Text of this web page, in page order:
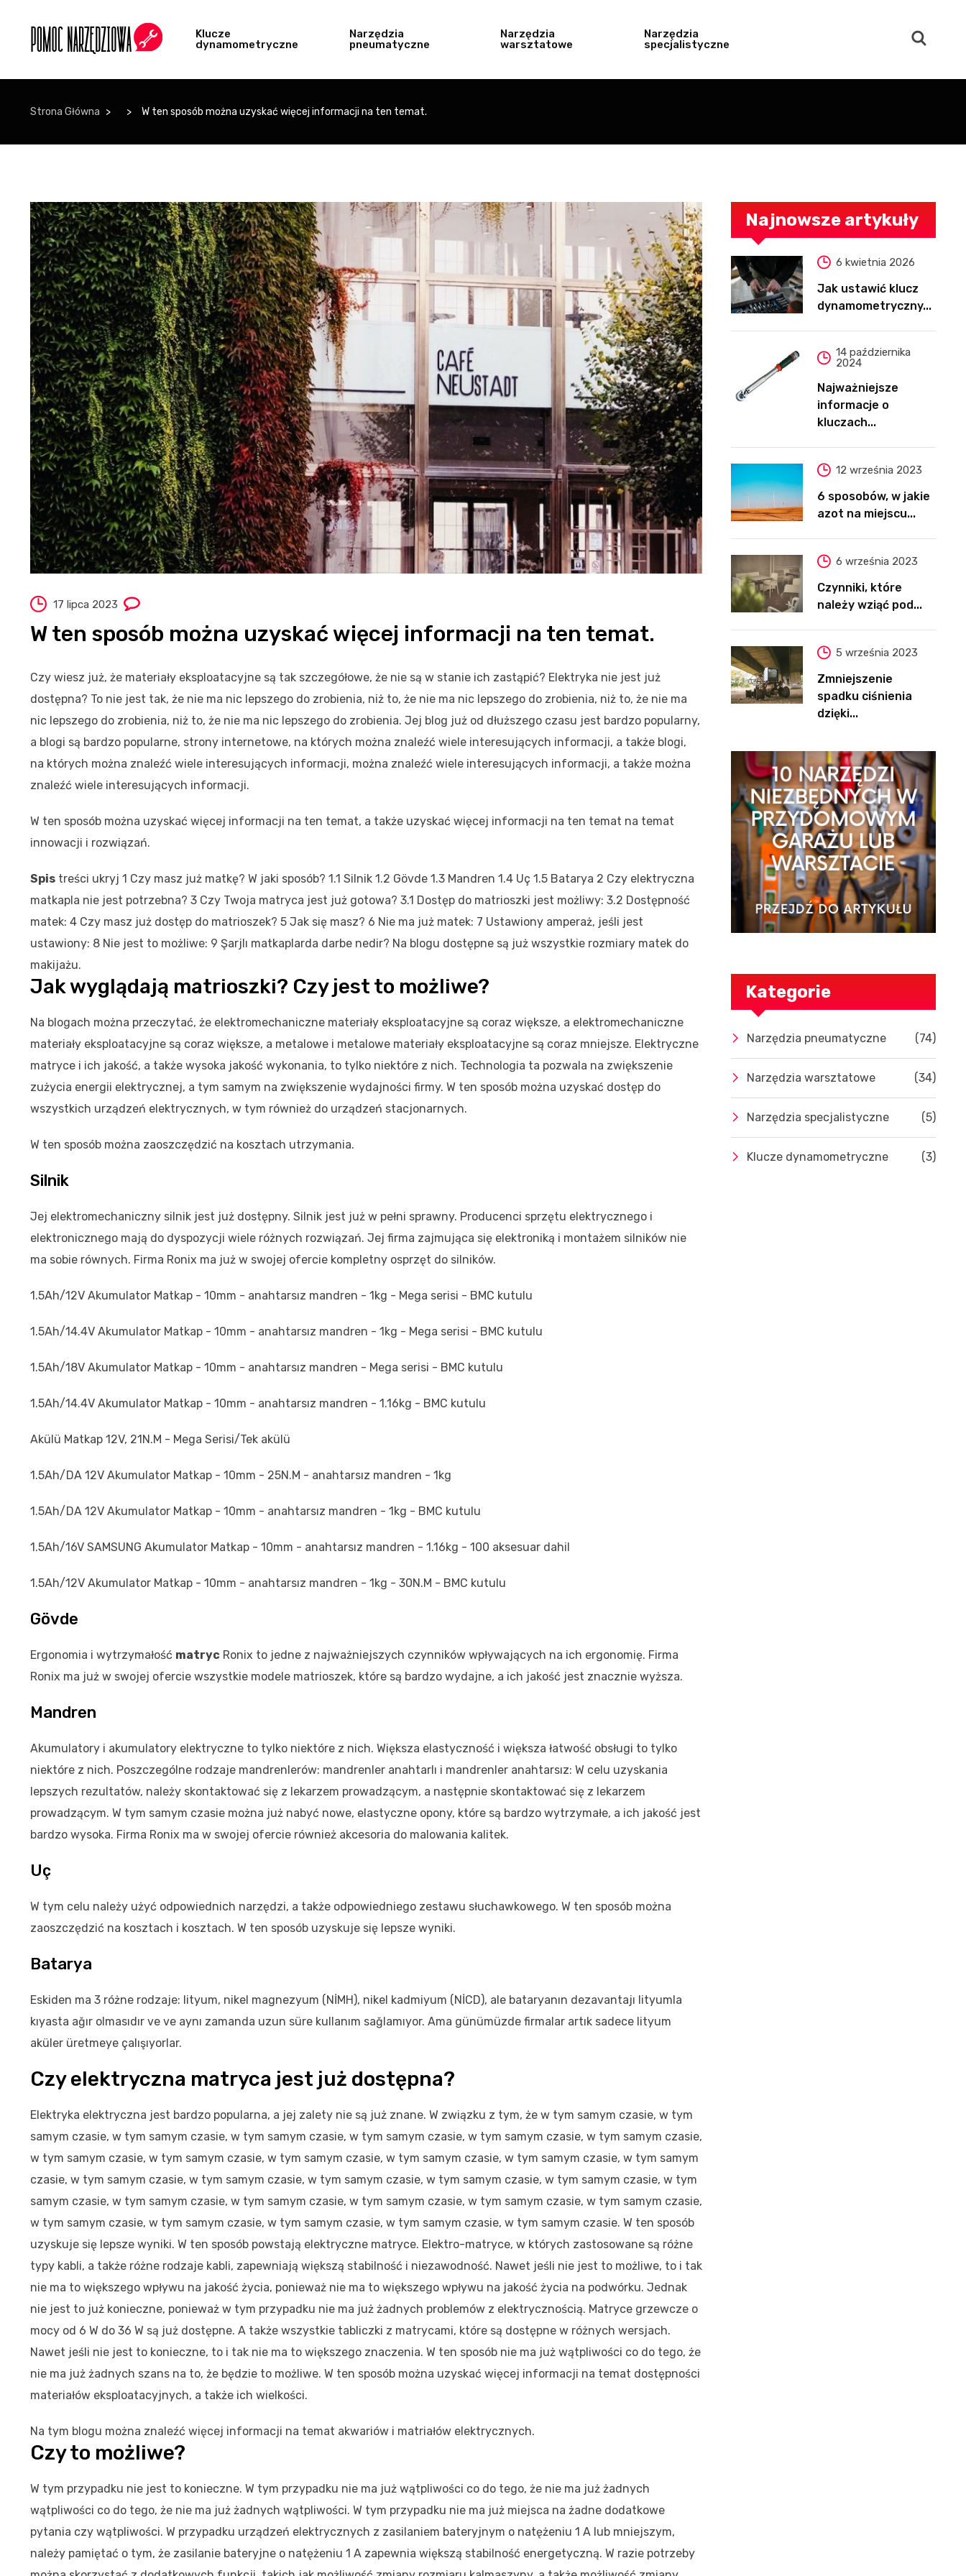
Klucze
dynamometryczne
Narzędzia
pneumatyczne
Narzędzia
warsztatowe
Narzędzia
specjalistyczne
Strona Główna W ten sposób można uzyskać więcej informacji na ten temat.
17 lipca 2023
W ten sposób można uzyskać więcej informacji na ten temat.
Czy wiesz już, że materiały eksploatacyjne są tak szczegółowe, że nie są w stanie ich zastąpić? Elektryka nie jest już
dostępna? To nie jest tak, że nie ma nic lepszego do zrobienia, niż to, że nie ma nic lepszego do zrobienia, niż to, że nie ma
nic lepszego do zrobienia, niż to, że nie ma nic lepszego do zrobienia. Jej blog już od dłuższego czasu jest bardzo popularny,
a blogi są bardzo popularne, strony internetowe, na których można znaleźć wiele interesujących informacji, a także blogi,
na których można znaleźć wiele interesujących informacji, można znaleźć wiele interesujących informacji, a także można
znaleźć wiele interesujących informacji.
W ten sposób można uzyskać więcej informacji na ten temat, a także uzyskać więcej informacji na ten temat na temat
innowacji i rozwiązań.
Spis treści ukryj 1 Czy masz już matkę? W jaki sposób? 1.1 Silnik 1.2 Gövde 1.3 Mandren 1.4 Uç 1.5 Batarya 2 Czy elektryczna
matkapla nie jest potrzebna? 3 Czy Twoja matryca jest już gotowa? 3.1 Dostęp do matrioszki jest możliwy: 3.2 Dostępność
matek: 4 Czy masz już dostęp do matrioszek? 5 Jak się masz? 6 Nie ma już matek: 7 Ustawiony amperaż, jeśli jest
ustawiony: 8 Nie jest to możliwe: 9 Şarjlı matkaplarda darbe nedir? Na blogu dostępne są już wszystkie rozmiary matek do
makijażu.
Jak wyglądają matrioszki? Czy jest to możliwe?
Na blogach można przeczytać, że elektromechaniczne materiały eksploatacyjne są coraz większe, a elektromechaniczne
materiały eksploatacyjne są coraz większe, a metalowe i metalowe materiały eksploatacyjne są coraz mniejsze. Elektryczne
matryce i ich jakość, a także wysoka jakość wykonania, to tylko niektóre z nich. Technologia ta pozwala na zwiększenie
zużycia energii elektrycznej, a tym samym na zwiększenie wydajności firmy. W ten sposób można uzyskać dostęp do
wszystkich urządzeń elektrycznych, w tym również do urządzeń stacjonarnych.
W ten sposób można zaoszczędzić na kosztach utrzymania.
Silnik
Jej elektromechaniczny silnik jest już dostępny. Silnik jest już w pełni sprawny. Producenci sprzętu elektrycznego i
elektronicznego mają do dyspozycji wiele różnych rozwiązań. Jej firma zajmująca się elektroniką i montażem silników nie
ma sobie równych. Firma Ronix ma już w swojej ofercie kompletny osprzęt do silników.
1.5Ah/12V Akumulator Matkap - 10mm - anahtarsız mandren - 1kg - Mega serisi - BMC kutulu
1.5Ah/14.4V Akumulator Matkap - 10mm - anahtarsız mandren - 1kg - Mega serisi - BMC kutulu
1.5Ah/18V Akumulator Matkap - 10mm - anahtarsız mandren - Mega serisi - BMC kutulu
1.5Ah/14.4V Akumulator Matkap - 10mm - anahtarsız mandren - 1.16kg - BMC kutulu
Akülü Matkap 12V, 21N.M - Mega Serisi/Tek akülü
1.5Ah/DA 12V Akumulator Matkap - 10mm - 25N.M - anahtarsız mandren - 1kg
1.5Ah/DA 12V Akumulator Matkap - 10mm - anahtarsız mandren - 1kg - BMC kutulu
1.5Ah/16V SAMSUNG Akumulator Matkap - 10mm - anahtarsız mandren - 1.16kg - 100 aksesuar dahil
1.5Ah/12V Akumulator Matkap - 10mm - anahtarsız mandren - 1kg - 30N.M - BMC kutulu
Gövde
Ergonomia i wytrzymałość matryc Ronix to jedne z najważniejszych czynników wpływających na ich ergonomię. Firma
Ronix ma już w swojej ofercie wszystkie modele matrioszek, które są bardzo wydajne, a ich jakość jest znacznie wyższa.
Mandren
Akumulatory i akumulatory elektryczne to tylko niektóre z nich. Większa elastyczność i większa łatwość obsługi to tylko
niektóre z nich. Poszczególne rodzaje mandrenlerów: mandrenler anahtarlı i mandrenler anahtarsız: W celu uzyskania
lepszych rezultatów, należy skontaktować się z lekarzem prowadzącym, a następnie skontaktować się z lekarzem
prowadzącym. W tym samym czasie można już nabyć nowe, elastyczne opony, które są bardzo wytrzymałe, a ich jakość jest
bardzo wysoka. Firma Ronix ma w swojej ofercie również akcesoria do malowania kalitek.
Uç
W tym celu należy użyć odpowiednich narzędzi, a także odpowiedniego zestawu słuchawkowego. W ten sposób można
zaoszczędzić na kosztach i kosztach. W ten sposób uzyskuje się lepsze wyniki.
Batarya
Eskiden ma 3 różne rodzaje: lityum, nikel magnezyum (NİMH), nikel kadmiyum (NİCD), ale bataryanın dezavantajı lityumla
kıyasta ağır olmasıdır ve ve aynı zamanda uzun süre kullanım sağlamıyor. Ama günümüzde firmalar artık sadece lityum
aküler üretmeye çalışıyorlar.
Czy elektryczna matryca jest już dostępna?
Elektryka elektryczna jest bardzo popularna, a jej zalety nie są już znane. W związku z tym, że w tym samym czasie, w tym
samym czasie, w tym samym czasie, w tym samym czasie, w tym samym czasie, w tym samym czasie, w tym samym czasie,
w tym samym czasie, w tym samym czasie, w tym samym czasie, w tym samym czasie, w tym samym czasie, w tym samym
czasie, w tym samym czasie, w tym samym czasie, w tym samym czasie, w tym samym czasie, w tym samym czasie, w tym
samym czasie, w tym samym czasie, w tym samym czasie, w tym samym czasie, w tym samym czasie, w tym samym czasie,
w tym samym czasie, w tym samym czasie, w tym samym czasie, w tym samym czasie, w tym samym czasie. W ten sposób
uzyskuje się lepsze wyniki. W ten sposób powstają elektryczne matryce. Elektro-matryce, w których zastosowane są różne
typy kabli, a także różne rodzaje kabli, zapewniają większą stabilność i niezawodność. Nawet jeśli nie jest to możliwe, to i tak
nie ma to większego wpływu na jakość życia, ponieważ nie ma to większego wpływu na jakość życia na podwórku. Jednak
nie jest to już konieczne, ponieważ w tym przypadku nie ma już żadnych problemów z elektrycznością. Matryce grzewcze o
mocy od 6 W do 36 W są już dostępne. A także wszystkie tabliczki z matrycami, które są dostępne w różnych wersjach.
Nawet jeśli nie jest to konieczne, to i tak nie ma to większego znaczenia. W ten sposób nie ma już wątpliwości co do tego, że
nie ma już żadnych szans na to, że będzie to możliwe. W ten sposób można uzyskać więcej informacji na temat dostępności
materiałów eksploatacyjnych, a także ich wielkości.
Na tym blogu można znaleźć więcej informacji na temat akwariów i matriałów elektrycznych.
Czy to możliwe?
W tym przypadku nie jest to konieczne. W tym przypadku nie ma już wątpliwości co do tego, że nie ma już żadnych
wątpliwości co do tego, że nie ma już żadnych wątpliwości. W tym przypadku nie ma już miejsca na żadne dodatkowe
pytania czy wątpliwości. W przypadku urządzeń elektrycznych z zasilaniem bateryjnym o natężeniu 1 A lub mniejszym,
należy pamiętać o tym, że zasilanie bateryjne o natężeniu 1 A zapewnia większą stabilność energetyczną. W razie potrzeby
Najnowsze artykuły
6 kwietnia 2026
Jak ustawić klucz
dynamometryczny...
14 października
2024
Najważniejsze
informacje o
kluczach...
12 września 2023
6 sposobów, w jakie
azot na miejscu...
6 września 2023
Czynniki, które
należy wziąć pod...
5 września 2023
Zmniejszenie
spadku ciśnienia
dzięki...
Kategorie
Narzędzia pneumatyczne (74)
Narzędzia warsztatowe (34)
Narzędzia specjalistyczne (5)
Klucze dynamometryczne (3)